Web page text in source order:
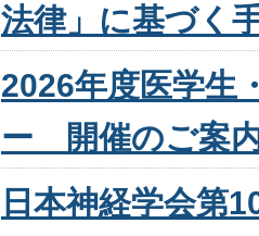
法律」に基づく
2026年度医学生
ー 開催のご案
日本神経学会第